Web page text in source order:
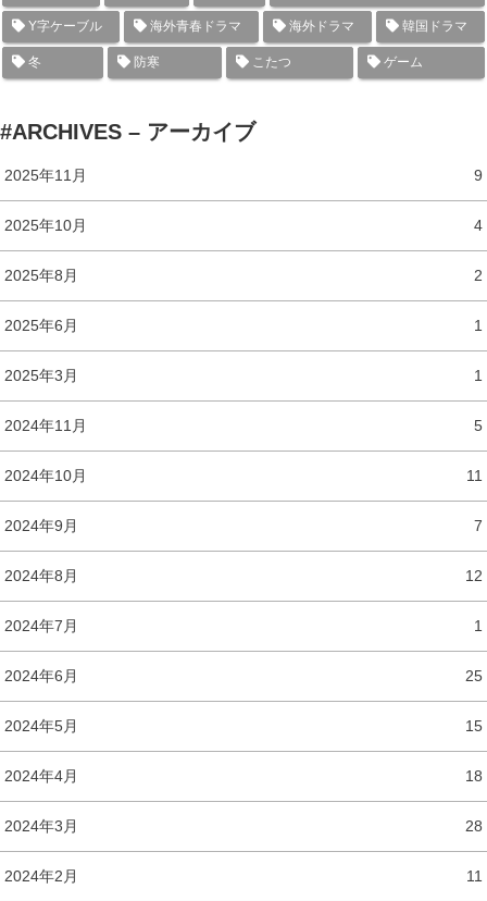
Y字ケーブル 海外青春ドラマ 海外ドラマ 韓国ドラマ
冬 防寒 こたつ ゲーム
#ARCHIVES – アーカイブ
2025年11月 9
2025年10月 4
2025年8月 2
2025年6月 1
2025年3月 1
2024年11月 5
2024年10月 11
2024年9月 7
2024年8月 12
2024年7月 1
2024年6月 25
2024年5月 15
2024年4月 18
2024年3月 28
2024年2月 11